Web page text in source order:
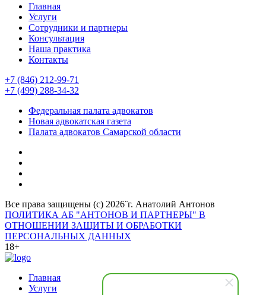
Главная
Услуги
Сотрудники и партнеры
Консультация
Наша практика
Контакты
+7 (846) 212-99-71
+7 (499) 288-34-32
Федеральная палата адвокатов
Новая адвокатская газета
Палата адвокатов Самарской области
Все права защищены (с) 2026¨г. Анатолий Антонов
ПОЛИТИКА АБ "АНТОНОВ И ПАРТНЕРЫ" В
ОТНОШЕНИИ ЗАЩИТЫ И ОБРАБОТКИ
ПЕРСОНАЛЬНЫХ ДАННЫХ
18+
Главная
Услуги